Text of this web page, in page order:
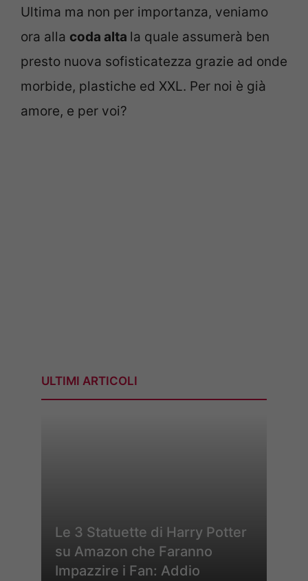
Ultima ma non per importanza, veniamo
ora alla coda alta la quale assumerà ben
presto nuova sofisticatezza grazie ad onde
morbide, plastiche ed XXL. Per noi è già
amore, e per voi?
ULTIMI ARTICOLI
Le 3 Statuette di Harry Potter
su Amazon che Faranno
Impazzire i Fan: Addio